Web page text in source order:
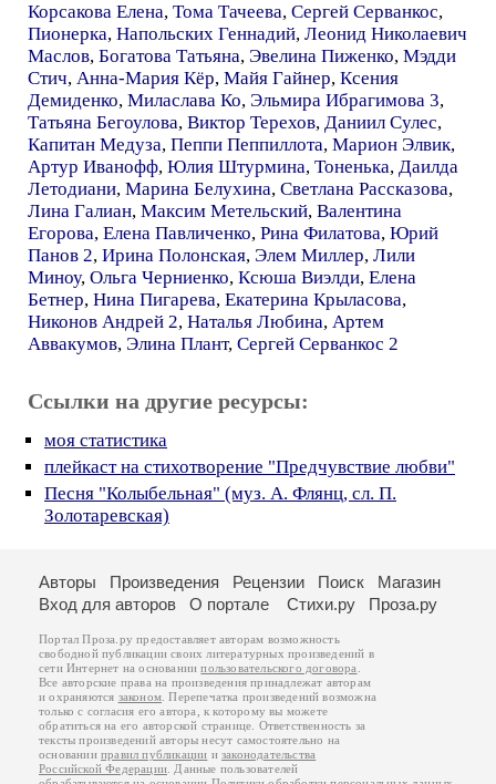
Корсакова Елена, Тома Тачеева, Сергей Серванкос,
Пионерка, Напольских Геннадий, Леонид Николаевич
Маслов, Богатова Татьяна, Эвелина Пиженко, Мэдди
Стич, Анна-Мария Кёр, Майя Гайнер, Ксения
Демиденко, Миласлава Ко, Эльмира Ибрагимова 3,
Татьяна Бегоулова, Виктор Терехов, Даниил Сулес,
Капитан Медуза, Пеппи Пеппиллота, Марион Элвик,
Артур Иванофф, Юлия Штурмина, Тоненька, Даилда
Летодиани, Марина Белухина, Светлана Рассказова,
Лина Галиан, Максим Метельский, Валентина
Егорова, Елена Павличенко, Рина Филатова, Юрий
Панов 2, Ирина Полонская, Элем Миллер, Лили
Миноу, Ольга Черниенко, Ксюша Виэлди, Елена
Бетнер, Нина Пигарева, Екатерина Крыласова,
Никонов Андрей 2, Наталья Любина, Артем
Аввакумов, Элина Плант, Сергей Серванкос 2
Ссылки на другие ресурсы:
моя статистика
плейкаст на стихотворение "Предчувствие любви"
Песня "Колыбельная" (муз. А. Флянц, сл. П.
Золотаревская)
Авторы Произведения Рецензии Поиск
Магазин
Вход для авторов
О портале Стихи.ру Проза.ру
Портал Проза.ру предоставляет авторам возможность
свободной публикации своих литературных произведений в
сети Интернет на основаниипользовательского договора
Все авторские права на произведения принадлежат авторам
и охраняются законом . Перепечатка произведений возможна
только с согласия его автора, к которому вы можете
обратиться на его авторской странице. Ответственность за
тексты произведений авторы несут самостоятельно на
основанииправил публикации изаконодательства
Российской Федерации . Данные пользователей